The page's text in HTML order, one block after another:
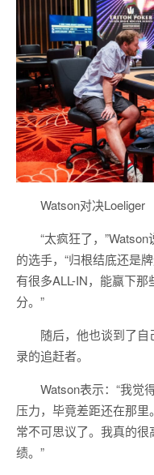
Watson对决Loeliger
“太疯狂了，
的选手，“归根结底还是
有很多ALL-IN，能赢下
分。”
随后，他也谈到了
录的追赶者。
Watson表示：“我觉
压力，毕竟差距还在那
常不可思议了。我真的
绩。”